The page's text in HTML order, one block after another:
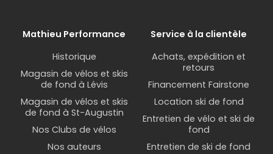
Mathieu Performance
Historique
Magasin de vélos et skis
de fond à Lévis
Magasin de vélos et skis
de fond à St-Augustin
Nos Clubs de vélos
Nos auteurs
Service à la clientèle
Achats, expédition et
retours
Financement Fairstone
Location ski de fond
Entretien de vélo et ski de
fond
Entretien de ski de fond